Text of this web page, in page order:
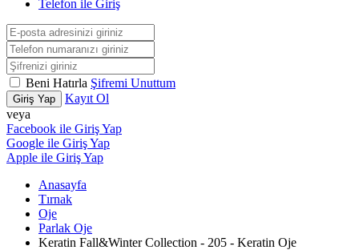
Telefon ile Giriş
Beni Hatırla Şifremi Unuttum
Giriş Yap
Kayıt Ol
veya
Facebook ile Giriş Yap
Google ile Giriş Yap
Apple ile Giriş Yap
Anasayfa
Tırnak
Oje
Parlak Oje
Keratin Fall&Winter Collection - 205 - Keratin Oje